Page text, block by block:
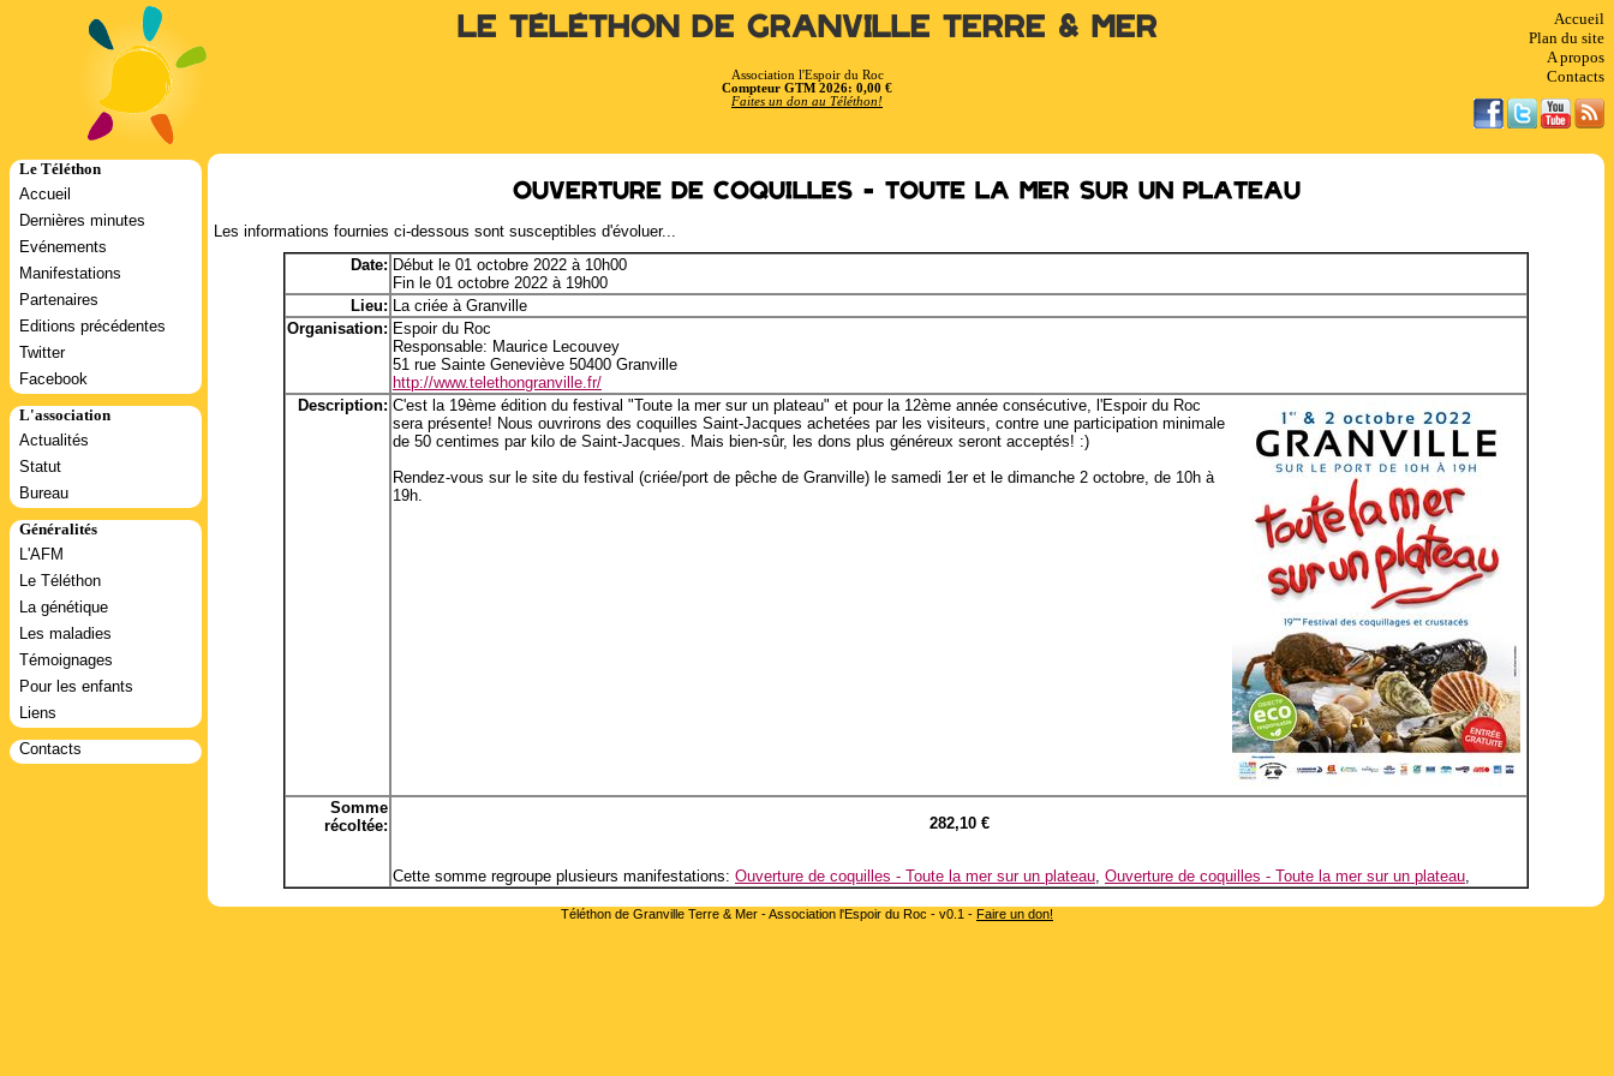
Accueil
Plan du site
A propos
Contacts
Le Téléthon de Granville Terre & Mer
Association l'Espoir du Roc
Compteur GTM 2026: 0,00 €
Faites un don au Téléthon!
Le Téléthon
Accueil
Dernières minutes
Evénements
Manifestations
Partenaires
Editions précédentes
Twitter
Facebook
L'association
Actualités
Statut
Bureau
Généralités
L'AFM
Le Téléthon
La génétique
Les maladies
Témoignages
Pour les enfants
Liens
Contacts
Ouverture de coquilles - Toute la mer sur un plateau
Les informations fournies ci-dessous sont susceptibles d'évoluer...
Date: Début le 01 octobre 2022 à 10h00
Fin le 01 octobre 2022 à 19h00
Lieu: La criée à Granville
Organisation: Espoir du Roc
Responsable: Maurice Lecouvey
51 rue Sainte Geneviève 50400 Granville
http://www.telethongranville.fr/
Description: C'est la 19ème édition du festival "Toute la mer sur un plateau" et pour la 12ème année consécutive, l'Espoir du Roc
sera présente! Nous ouvrirons des coquilles Saint-Jacques achetées par les visiteurs, contre une participation minimale
de 50 centimes par kilo de Saint-Jacques. Mais bien-sûr, les dons plus généreux seront acceptés! :)
Rendez-vous sur le site du festival (criée/port de pêche de Granville) le samedi 1er et le dimanche 2 octobre, de 10h à
19h.
Somme
récoltée:
282,10 €
Cette somme regroupe plusieurs manifestations: Ouverture de coquilles - Toute la mer sur un plateau Ouverture de coquilles - Toute la mer sur un plateau
Téléthon de Granville Terre & Mer - Association l'Espoir du Roc - v0.1 - Faire un don!